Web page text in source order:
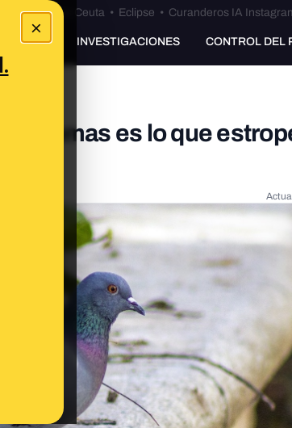
×
•Bulos Ceuta • Eclipse • Curanderos IA
INVESTIGACIONES CONTROL DEL
palomas es lo que